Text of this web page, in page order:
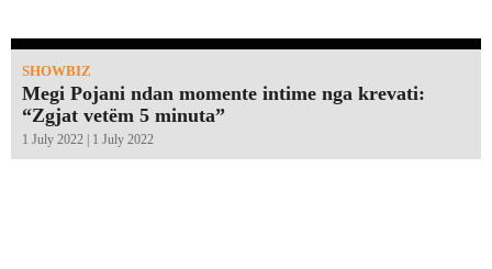
SHOWBIZ
Megi Pojani ndan momente intime nga krevati:
“Zgjat vetëm 5 minuta”￼
1 July 2022 | 1 July 2022